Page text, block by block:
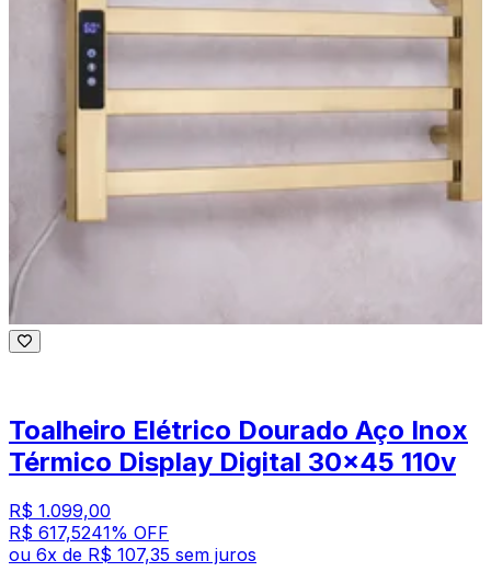
Toalheiro Elétrico Dourado Aço Inox
Térmico Display Digital 30x45 110v
R$ 1.099,00
R$ 617,5241% OFF
ou 6x de R$ 107,35 sem juros